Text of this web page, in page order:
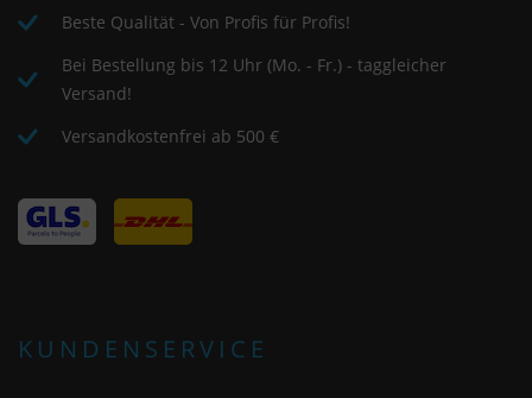
Beste Qualität - Von Profis für Profis!
Bei Bestellung bis 12 Uhr (Mo. - Fr.) - taggleicher
Versand!
Versandkostenfrei ab 500 €
KUNDENSERVICE
statt.